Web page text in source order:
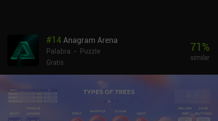
#14Anagram Arena
Palabra
Puzzle
Gratis
71%
similar